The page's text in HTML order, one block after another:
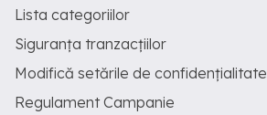
Lista categoriilor
Siguranța tranzacțiilor
Modifică setările de confidențialitate
Regulament Campanie